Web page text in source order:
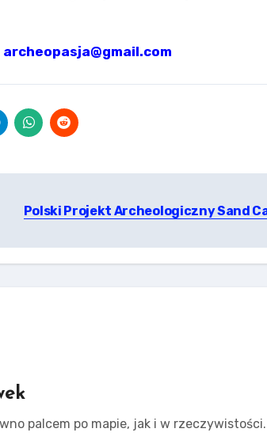
archeopasja@gmail.com
Polski Projekt Archeologiczny Sand
palcem po mapie, jak i w